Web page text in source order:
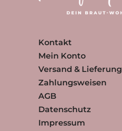
Kontakt
Mein Konto
Versand & Lieferung
Zahlungsweisen
AGB
Datenschutz
Impressum